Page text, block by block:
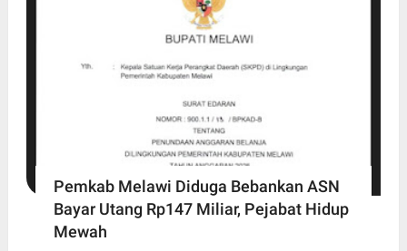
Pemkab Melawi Diduga Bebankan ASN
Bayar Utang Rp147 Miliar, Pejabat Hidup
Mewah